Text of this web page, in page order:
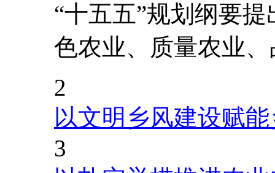
“十五五”规划纲要
色农业、质量农业
2
以文明乡风建设赋
3